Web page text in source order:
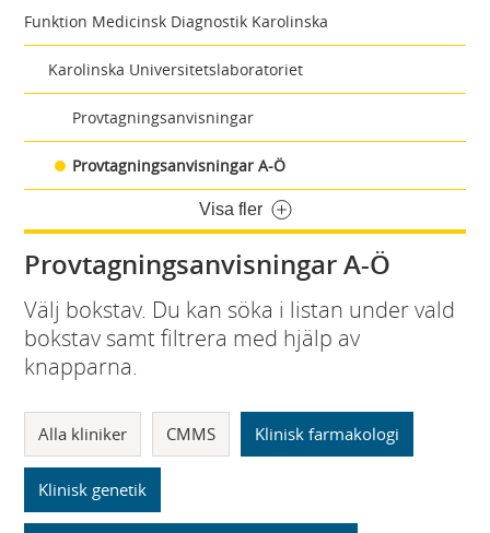
Funktion Medicinsk Diagnostik Karolinska
Karolinska Universitetslaboratoriet
Provtagningsanvisningar
Provtagningsanvisningar A-Ö
Visa fler
Provtagningsanvisningar A-Ö
Välj bokstav. Du kan söka i listan under vald
bokstav samt filtrera med hjälp av
knapparna.
Alla kliniker CMMS Klinisk farmakologi
Klinisk genetik